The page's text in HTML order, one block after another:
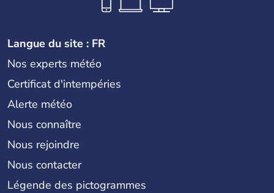
Langue du site : FR
Nos experts météo
Certificat d'intempéries
Alerte météo
Nous connaître
Nous rejoindre
Nous contacter
Légende des pictogrammes